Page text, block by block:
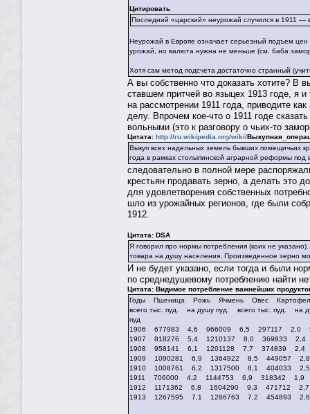
Цитировать
Последний «царский» неурожай случился в 1911 —
Неурожай в Европе означает серьезный подъем
урожай, но валюта нужна не меньше (см. баба
Хотя сам метод подсчета достаточно странный
А вы собственно что доказать хотите? В
ставшем притчей во языцех 1913 годе, я
на рассмотрении 1911 года, приводите
делу. Впрочем кое-что о 1911 годе
вольными (это к разговору о чьих-то
Цитата: http://ru.wikipedia.org/wiki/
Выкуп всех надельных земель бывших помещичьих
года в рамках столыпинской аграрной реформы
следовательно в полной мере
крестьян продавать зерно, а делать это
для удовлетворения собственных
шло из урожайных регионов, где были
1912.
Цитата: DSA
Я говорил про нормы потребления (коих не
товара на душу населения. Произведенное зерно
И не будет указано, если тогда и были
по среднедушевому потреблению найти
Цитата: Видимое потребление важнейших
Годы Пшеница Рожь Ячмень Овес
всего тыс. пуд. на душу пуд. всего тыс. пуд. на
пуд
1906 677983 4,6 966009 6,5 297117 2,0
1907 818276 5,4 1210137 8,0 369833 2,4
1908 958141 6,1 1201128 7,7 374839 2,4
1909 1090281 6,9 1364922 8,5 449057
1910 1008761 6,2 1317500 8,1 404033
1911 706000 4,2 1144753 6,9 318342 1,9
1912 1171362 6,8 1604290 9,3 471712
1913 1267595 7,1 1286763 7,2 454893